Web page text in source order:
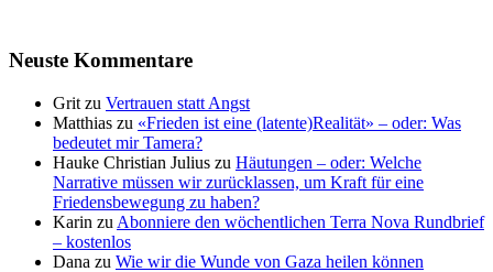
Neuste Kommentare
Grit zu Vertrauen statt Angst
Matthias zu «Frieden ist eine (latente)Realität» – oder: Was
bedeutet mir Tamera?
Hauke Christian Julius zu Häutungen – oder: Welche
Narrative müssen wir zurücklassen, um Kraft für eine
Friedensbewegung zu haben?
Karin zu Abonniere den wöchentlichen Terra Nova Rundbrief
– kostenlos
Dana zu Wie wir die Wunde von Gaza heilen können